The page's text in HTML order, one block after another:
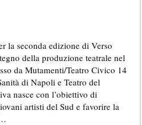
la seconda edizione di Verso
della produzione teatrale nel
da Mutamenti/Teatro Civico 14
di Napoli e Teatro del
nasce con l’obiettivo di
artisti del Sud e favorire la